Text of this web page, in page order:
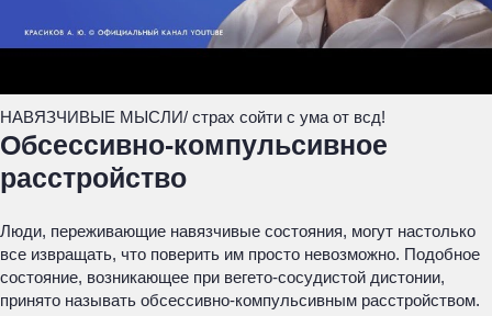
НАВЯЗЧИВЫЕ МЫСЛИ/ страх сойти с ума от всд!
Обсессивно-компульсивное
расстройство
Люди, переживающие навязчивые состояния, могут настолько
все извращать, что поверить им просто невозможно. Подобное
состояние, возникающее при вегето-сосудистой дистонии,
принято называть обсессивно-компульсивным расстройством.